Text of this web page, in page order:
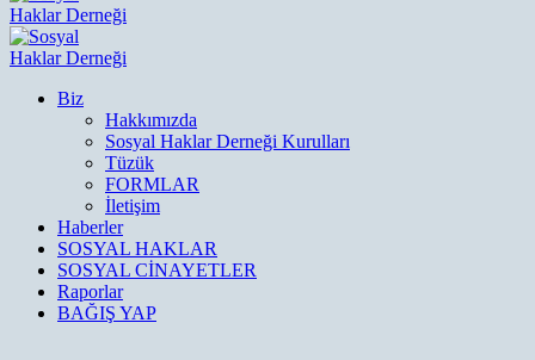
Biz
Hakkımızda
Sosyal Haklar Derneği Kurulları
Tüzük
FORMLAR
İletişim
Haberler
SOSYAL HAKLAR
SOSYAL CİNAYETLER
Raporlar
BAĞIŞ YAP